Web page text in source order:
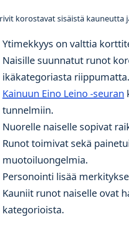
korostavat sisäistä kauneutta
Ytimekkyys on valttia
Naisille suunnatut runot
ikäkategoriasta riippumatta.
Kainuun Eino Leino -seuran
tunnelmiin.
Nuorelle naiselle sopivat
Runot toimivat sekä
muotoiluongelmia.
Personointi lisää
Kauniit runot naiselle ovat
kategorioista.